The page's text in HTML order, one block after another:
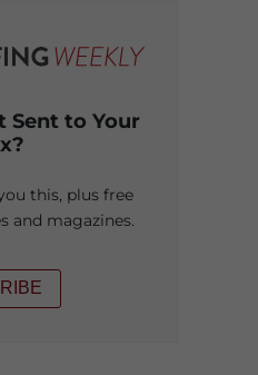
Sent to Your
this, plus free
and magazines.